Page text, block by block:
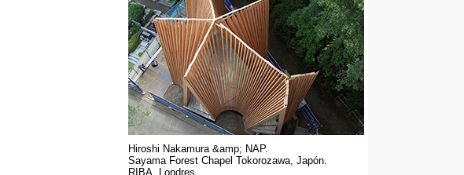
Hiroshi Nakamura &amp; NAP.
Sayama Forest Chapel Tokorozawa, Japón.
RIBA, Londres.